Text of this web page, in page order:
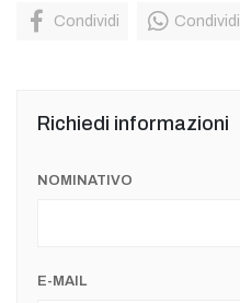
Condividi Condividi
Richiedi informazioni
NOMINATIVO
E-MAIL